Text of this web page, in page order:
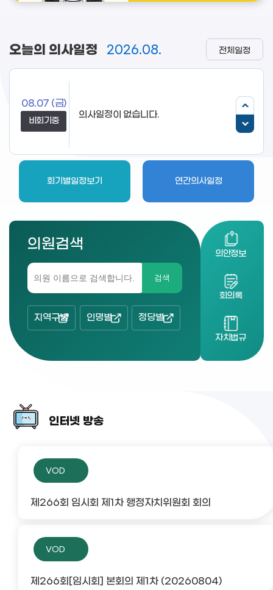
오늘의 의사일정 2026.08.
08.07 (금)
비회기중
의사일정이 없습니다.
회기별일정보기 연간의사일정
전체일정
의원검색
검색
지역구별 인명별 정당별
의안정보
회의록
자치법규
인터넷 방송
VOD
제266회 임시회 제1차 행정자치위원회 회의
VOD
제266회[임시회] 본회의 제1차 (20260804)